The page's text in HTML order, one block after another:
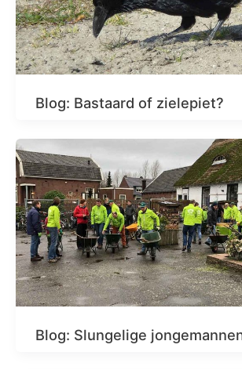
Blog: Bastaard of zielepiet?
Blog: Slungelige